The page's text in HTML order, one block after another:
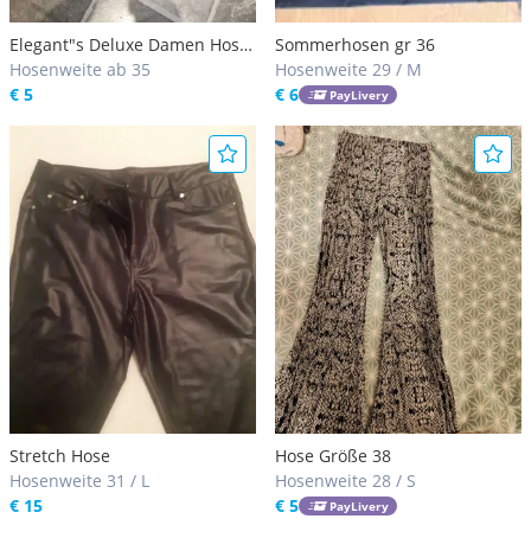
Elegant"s Deluxe Damen Hose
Größe 40
Hosenweite ab 35
€ 5
Sommerhosen gr 36
Hosenweite 29 / M
€ 6
PayLivery
Stretch Hose
Hosenweite 31 / L
€ 15
Hose Größe 38
Hosenweite 28 / S
€ 5
PayLivery